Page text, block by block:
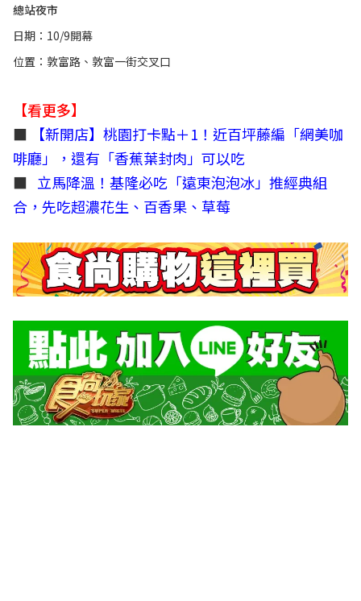
總站夜市
日期：10/9開幕
位置：敦富路、敦富一街交叉口
【看更多】
■
【新開店】桃園打卡點＋1！近百坪藤編「網美咖
啡廳」，還有「香蕉葉封肉」可以吃
■ 立馬降溫！基隆必吃「遠東泡泡冰」推經典組
合，先吃超濃花生、百香果、草莓